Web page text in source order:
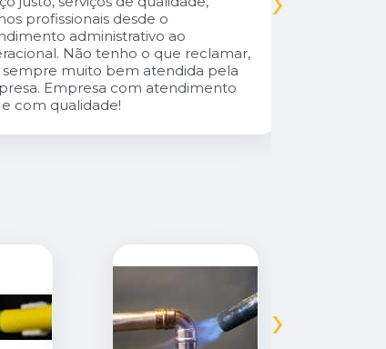
profissionais desde o
administrativo ao
Não tenho o que reclamar,
sempre muito bem atendida pela
Empresa com atendimento
e com qualidade!
›